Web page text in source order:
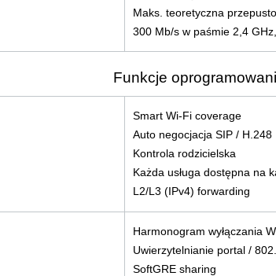
Maks. teoretyczna
300 Mb/s w paśmie 2,4
Funkcje
Smart Wi-Fi coverage
Auto negocjacja SIP / H.248
Kontrola rodzicielska
Każda usługa dostępna na
L2/L3 (IPv4) forwarding
Harmonogram wyłączania
Uwierzytelnianie portal /
SoftGRE sharing